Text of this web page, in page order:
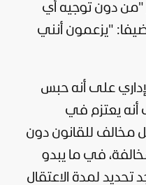
"من دون توجيه أي
"يزعمون أنني
على أنه حبس
يعتزم في
مخالف للقانون دون
في ما يبدو
تحديد لمدة الاعتقال